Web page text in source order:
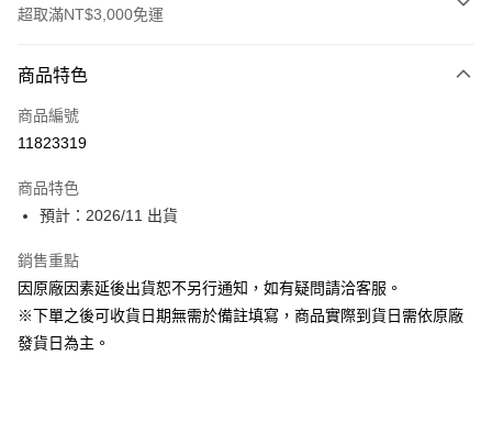
超取滿NT$3,000免運
信用卡一次付款
超商取貨付款
ATM付款
運送方式
預購-全家取貨付款(舊)
商品特色
商品編號
11823319
商品特色
預計：2026/11 出貨
銷售重點
因原廠因素延後出貨恕不另行通知，如有疑問請洽客服。
※下單之後可收貨日期無需於備註填寫，商品實際到貨日需依原廠
發貨日為主。